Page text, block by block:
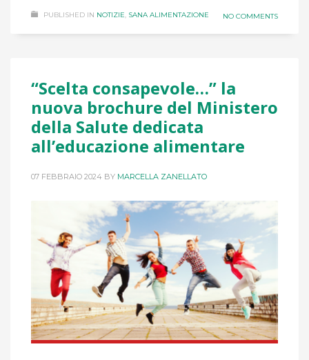
PUBLISHED IN NOTIZIE SANA ALIMENTAZIONE NO COMMENTS
“Scelta consapevole…” la
nuova brochure del Ministero
della Salute dedicata
all’educazione alimentare
07 FEBBRAIO 2024 BY MARCELLA ZANELLATO